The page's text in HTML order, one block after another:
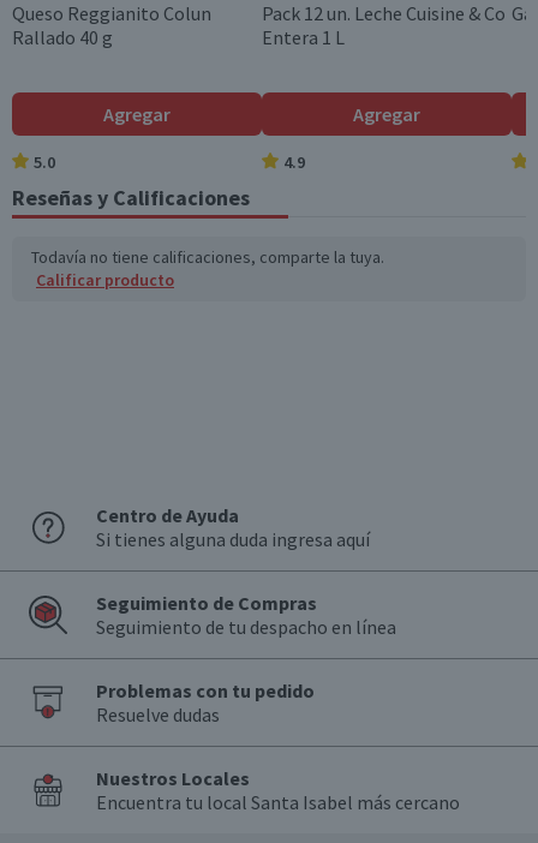
Queso Reggianito Colun
Rallado 40 g
Agregar
5.0
Pack 12 un. Leche Cuisine & Co
Entera 1 L
Agregar
4.9
Reseñas y Calificaciones
Todavía no tiene calificaciones, comparte la tuya.
Calificar producto
Centro de Ayuda
Si tienes alguna duda ingresa aquí
Seguimiento de Compras
Seguimiento de tu despacho en línea
Problemas con tu pedido
Resuelve dudas
Nuestros Locales
Encuentra tu local Santa Isabel más cercano